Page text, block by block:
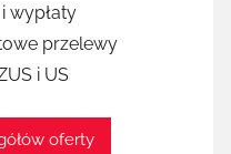
wypłaty
przelewy
i US
oferty